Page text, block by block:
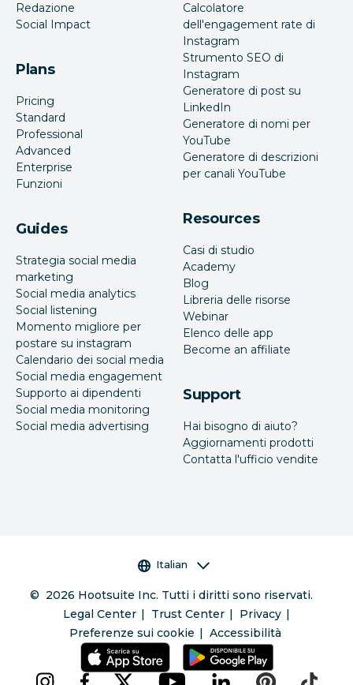
Redazione
Social Impact
Plans
Pricing
Standard
Professional
Advanced
Enterprise
Funzioni
Guides
Strategia social media
marketing
Social media analytics
Social listening
Momento migliore per
postare su instagram
Calendario dei social media
Social media engagement
Supporto ai dipendenti
Social media monitoring
Social media advertising
Calcolatore
dell'engagement rate di
Instagram
Strumento SEO di
Instagram
Generatore di post su
LinkedIn
Generatore di nomi per
YouTube
Generatore di descrizioni
per canali YouTube
Resources
Casi di studio
Academy
Blog
Libreria delle risorse
Webinar
Elenco delle app
Become an affiliate
Support
Hai bisogno di aiuto?
Aggiornamenti prodotti
Contatta l'ufficio vendite
Selettore della lingua
Italian
© 2026 Hootsuite Inc. Tutti i diritti sono riservati.
Legal Center
Trust Center
Privacy
Preferenze sui cookie
Accessibilità